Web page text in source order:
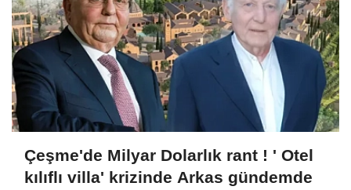
Çeşme'de Milyar Dolarlık rant ! ' Otel
kılıflı villa' krizinde Arkas gündemde